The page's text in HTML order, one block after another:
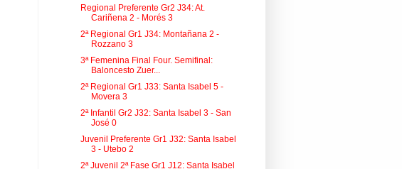
Regional Preferente Gr2 J34: At.
Cariñena 2 - Morés 3
2ª Regional Gr1 J34: Montañana 2 -
Rozzano 3
3ª Femenina Final Four. Semifinal:
Baloncesto Zuer...
2ª Regional Gr1 J33: Santa Isabel 5 -
Movera 3
2ª Infantil Gr2 J32: Santa Isabel 3 - San
José 0
Juvenil Preferente Gr1 J32: Santa Isabel
3 - Utebo 2
2ª Juvenil 2ª Fase Gr1 J12: Santa Isabel